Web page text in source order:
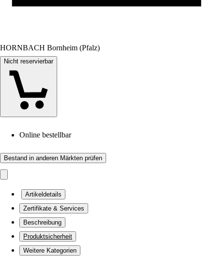
HORNBACH Bornheim (Pfalz)
Nicht reservierbar
Online bestellbar
Bestand in anderen Märkten prüfen
Artikeldetails
Zertifikate & Services
Beschreibung
Produktsicherheit
Weitere Kategorien